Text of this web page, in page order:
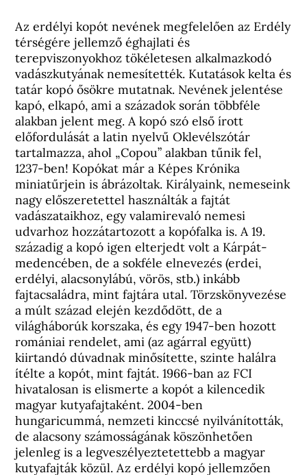
Az erdélyi kopót nevének megfelelően az Erdély
térségére jellemző éghajlati és
terepviszonyokhoz tökéletesen alkalmazkodó
vadászkutyának nemesítették. Kutatások kelta és
tatár kopó ősökre mutatnak. Nevének jelentése
kapó, elkapó, ami a századok során többféle
alakban jelent meg. A kopó szó első írott
előfordulását a latin nyelvű Oklevélszótár
tartalmazza, ahol „Copou” alakban tűnik fel,
1237-ben! Kopókat már a Képes Krónika
miniatűrjein is ábrázoltak. Királyaink, nemeseink
nagy előszeretettel használták a fajtát
vadászataikhoz, egy valamirevaló nemesi
udvarhoz hozzátartozott a kopófalka is. A 19.
századig a kopó igen elterjedt volt a Kárpát-
medencében, de a sokféle elnevezés (erdei,
erdélyi, alacsonylábú, vörös, stb.) inkább
fajtacsaládra, mint fajtára utal. Törzskönyvezése
a múlt század elején kezdődött, de a
világháborúk korszaka, és egy 1947-ben hozott
romániai rendelet, ami (az agárral együtt)
kiirtandó dúvadnak minősítette, szinte halálra
ítélte a kopót, mint fajtát. 1966-ban az FCI
hivatalosan is elismerte a kopót a kilencedik
magyar kutyafajtaként. 2004-ben
hungaricummá, nemzeti kinccsé nyilvánították,
de alacsony számosságának köszönhetően
jelenleg is a legveszélyeztetettebb a magyar
kutyafajták közül. Az erdélyi kopó jellemzően